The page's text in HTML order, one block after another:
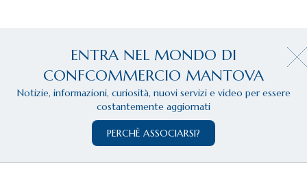
ENTRA NEL MONDO DI
CONFCOMMERCIO MANTOVA
Notizie, informazioni, curiosità, nuovi servizi e video per essere
costantemente aggiornati
PERCHÈ ASSOCIARSI?